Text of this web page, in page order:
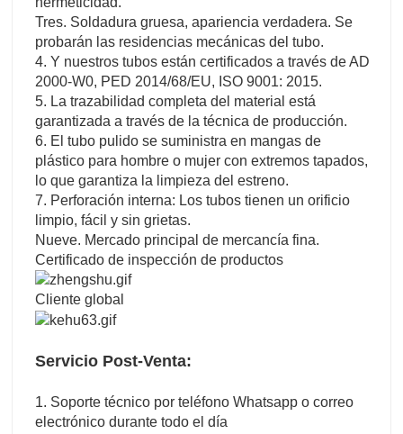
Tres. Soldadura gruesa, apariencia verdadera. Se
probarán las residencias mecánicas del tubo.
4. Y nuestros tubos están certificados a través de AD
2000-W0, PED 2014/68/EU, ISO 9001: 2015.
5. La trazabilidad completa del material está
garantizada a través de la técnica de producción.
6. El tubo pulido se suministra en mangas de
plástico para hombre o mujer con extremos tapados,
lo que garantiza la limpieza del estreno.
7. Perforación interna: Los tubos tienen un orificio
limpio, fácil y sin grietas.
Nueve. Mercado principal de mercancía fina.
Certificado de inspección de productos
Cliente global
Servicio Post-Venta:
1. Soporte técnico por teléfono Whatsapp o correo
electrónico durante todo el día